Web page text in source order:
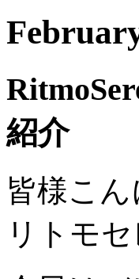
紹介
皆様こん
リトモ